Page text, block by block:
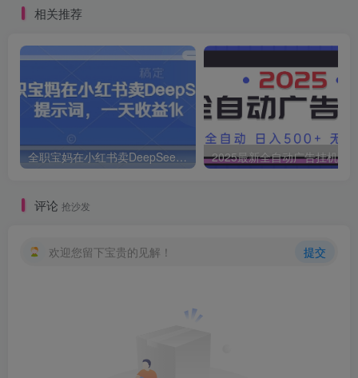
相关推荐
全职宝妈在小红书卖DeepSeek提示词，一天收益1k
评论 抢沙发
欢迎您留下宝贵的见解！ 提交